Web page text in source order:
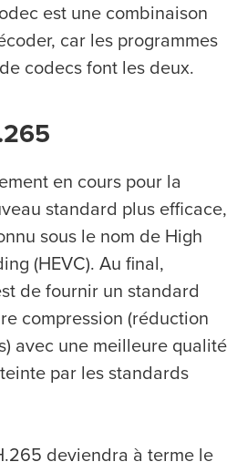
est une combinaison
car les programmes
codecs font les deux.
en cours pour la
standard plus efficace,
sous le nom de High
(HEVC). Au final,
de fournir un standard
compression (réduction
avec une meilleure qualité
par les standards
deviendra à terme le